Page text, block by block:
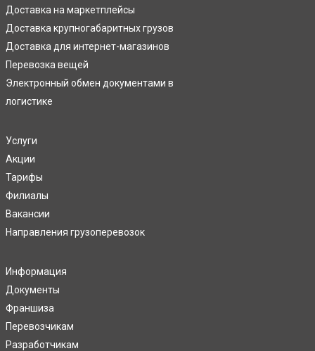
Доставка на маркетплейсы
Доставка крупногабаритных грузов
Доставка для интернет-магазинов
Перевозка вещей
Электронный обмен документами в
логистике
Услуги
Акции
Тарифы
Филиалы
Вакансии
Направления грузоперевозок
Информация
Документы
Франшиза
Перевозчикам
Разработчикам